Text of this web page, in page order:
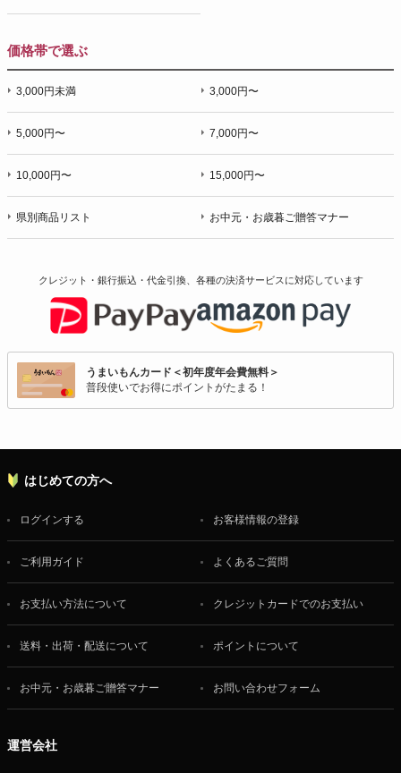
価格帯で選ぶ
3,000円未満 3,000円〜
5,000円〜 7,000円〜
10,000円〜 15,000円〜
県別商品リスト お中元・お歳暮ご贈答マナー
クレジット・銀行振込・代金引換、各種の決済サービスに対応しています
うまいもんカード＜初年度年会費無料＞
普段使いでお得にポイントがたまる！
はじめての方へ
ログインする お客様情報の登録
ご利用ガイド よくあるご質問
お支払い方法について クレジットカードでのお支払い
送料・出荷・配送について ポイントについて
お中元・お歳暮ご贈答マナー お問い合わせフォーム
運営会社